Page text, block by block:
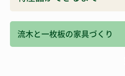
流木と一枚板の家具づくり